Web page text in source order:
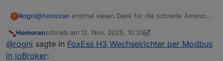
R Rogni@homoran erstmal vielen Dank für die schnelle Antwort.
nochmal angeschrieben und mir wurde nochmals
bestätigt das es die richtigen Register sind. Aber ich
denke da kann was net stimmen.
Hier nochmal den Log als Code:
modbus.0
Nicht stören
Homoranschrieb am 12. Nov. 2025, 10:20
zuletzt editiert von Homoran11. Dez. 2025, 11:22
@rogni sagte in FoxEss H3 Wechselrichter per Modbus
in ioBroker: